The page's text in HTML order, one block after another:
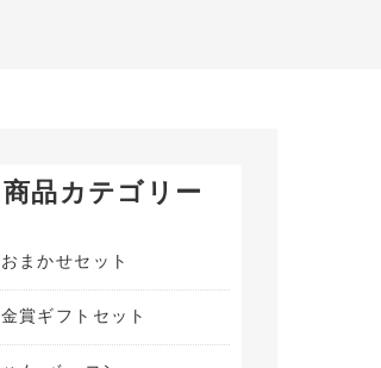
商品カテゴリー
おまかせセット
金賞ギフトセット